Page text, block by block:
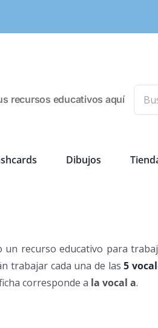
recursos educativos aquí
Dibujos
un recurso educativo para
trabajar cada una de las5
corresponde a la vocal a.